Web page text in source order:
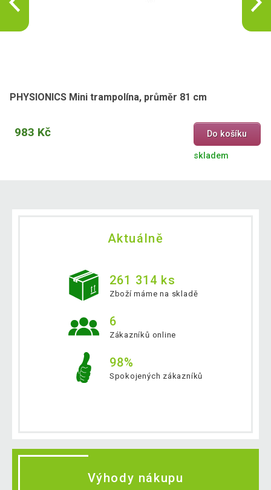
PHYSIONICS Mini trampolína, průměr 81 cm
983 Kč Do košíku
skladem
Aktuálně
261 314 ks
Zboží máme na skladě
6
Zákazníků online
98%
Spokojených zákazníků
Výhody nákupu